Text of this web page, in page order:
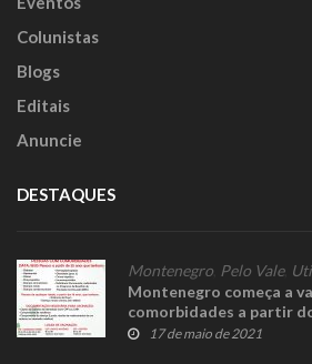
Colunistas
Blogs
Editais
Anuncie
DESTAQUES
Montenegro Pelo Vale,
Montenegro começa a
comorbidades a partir
17 de maio de 2021